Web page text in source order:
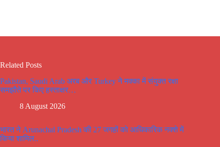
Related Posts
Pakistan, Saudi Arab अरब और Turkey ने मक्का में संयुक्त रक्षा
समझौते पर किए हस्ताक्षर…
8 August 2026
भारत ने Arunachal Pradesh की 27 जगहों को आधिकारिक नक्शे में
किया शामिल..